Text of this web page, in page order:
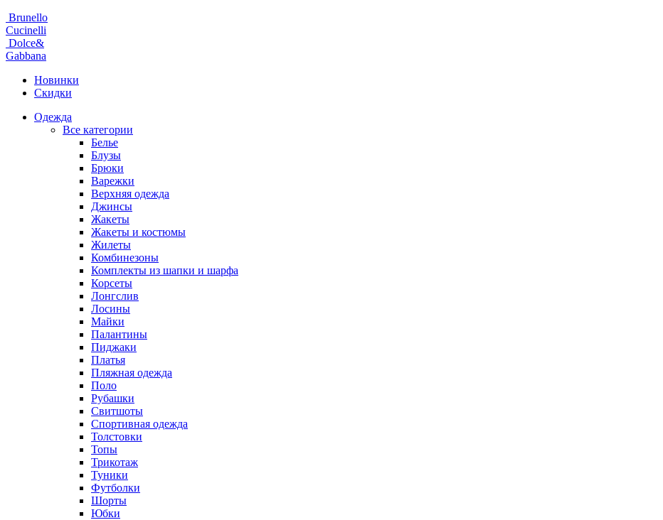
Brunello
Cucinelli
Dolce&
Gabbana
Новинки
Скидки
Одежда
Все категории
Белье
Блузы
Брюки
Варежки
Верхняя одежда
Джинсы
Жакеты
Жакеты и костюмы
Жилеты
Комбинезоны
Комплекты из шапки и шарфа
Корсеты
Лонгслив
Лосины
Майки
Палантины
Пиджаки
Платья
Пляжная одежда
Поло
Рубашки
Свитшоты
Спортивная одежда
Толстовки
Топы
Трикотаж
Туники
Футболки
Шорты
Юбки